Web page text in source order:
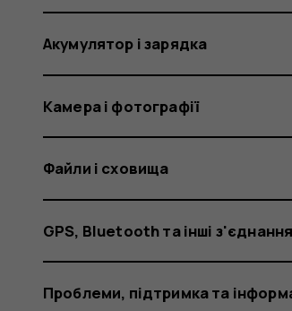
код
Акумулятор і зарядка
Камера і фотографії
Файли і сховища
GPS, Bluetooth та інші з'єднання
Проблеми, підтримка та